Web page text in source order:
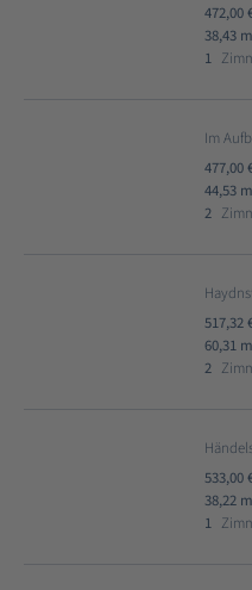
472,00
38,43 m
1
Im
477,00
44,53 m
2
517,32
60,31 m
2
533,00
38,22 m
1